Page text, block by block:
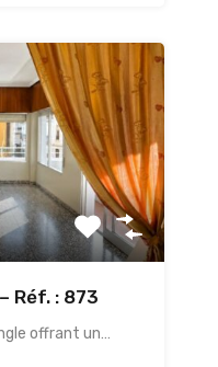
Réf. : 873
offrant un…